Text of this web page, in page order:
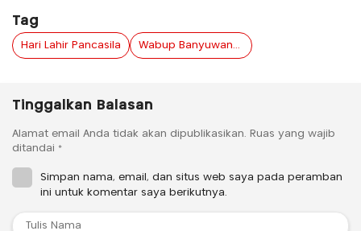
Tag
Hari Lahir Pancasila Wabup Banyuwangi : Momentum Wujudkan Banyuwangi Lebih Inklusif dan Berkeadilan
Tinggalkan Balasan
Alamat email Anda tidak akan dipublikasikan. Ruas yang wajib
ditandai *
Simpan nama, email, dan situs web saya pada peramban
ini untuk komentar saya berikutnya.